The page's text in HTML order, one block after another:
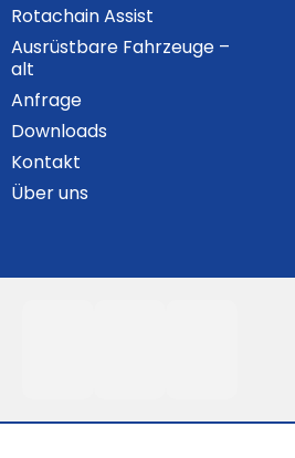
Rotachain Assist
Ausrüstbare Fahrzeuge –
alt
Anfrage
Downloads
Kontakt
Über uns